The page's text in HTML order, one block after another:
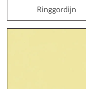
Ringgordijn